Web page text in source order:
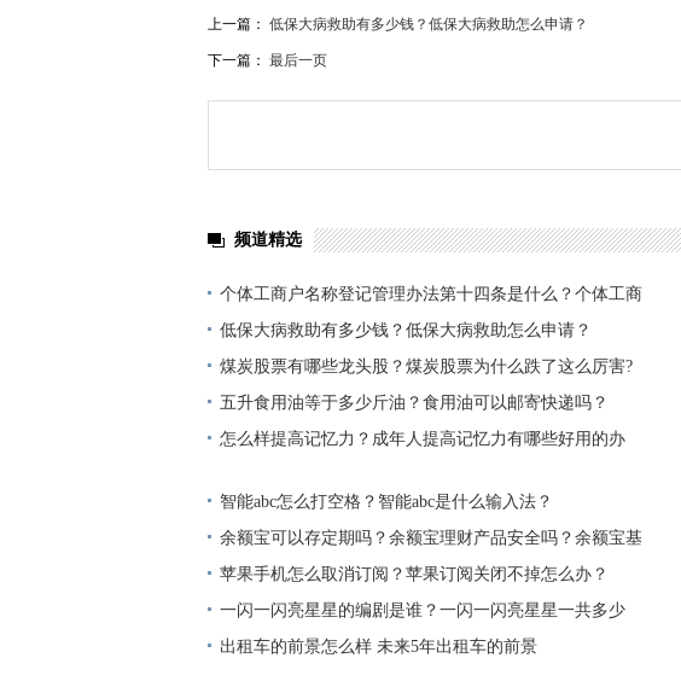
上一篇： 低保大病救助有多少钱？低保大病救助怎么申请？
下一篇： 最后一页
频道精选
个体工商户名称登记管理办法第十四条是什么？个体工商
户名称预先核准通知书有什么内容？
低保大病救助有多少钱？低保大病救助怎么申请？
煤炭股票有哪些龙头股？煤炭股票为什么跌了这么厉害?
五升食用油等于多少斤油？食用油可以邮寄快递吗？
怎么样提高记忆力？成年人提高记忆力有哪些好用的办
智能abc怎么打空格？智能abc是什么输入法？
余额宝可以存定期吗？余额宝理财产品安全吗？余额宝基
金哪个好？
苹果手机怎么取消订阅？苹果订阅关闭不掉怎么办？
一闪一闪亮星星的编剧是谁？一闪一闪亮星星一共多少
集？
出租车的前景怎么样 未来5年出租车的前景